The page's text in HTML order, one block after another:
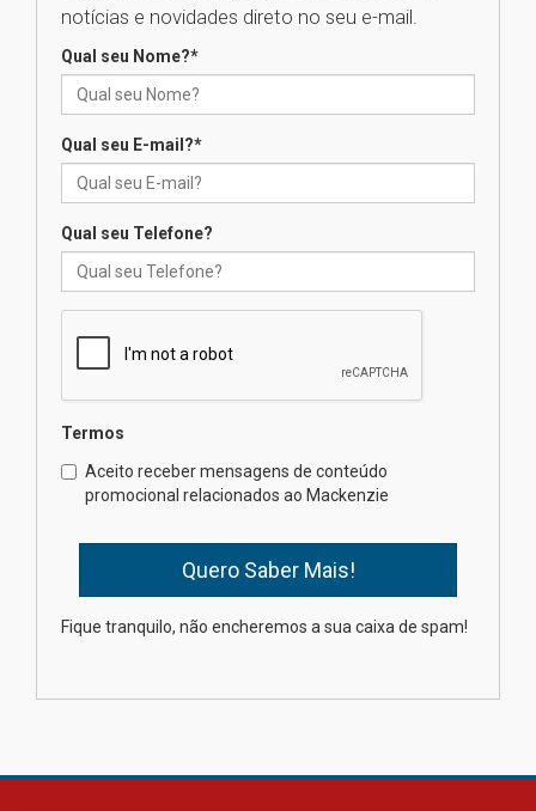
mesmo do Ensino Médio
Como os pais podem investir
XIII Fórum de Aprendizagem
Transformadora reúne
finalista do Prêmio Jabuti com
obra sobre ética e arquitetura
contemporânea
Mackenzie promove parcerias
notícias e novidades direto no seu e-mail.
Qual seu Nome?*
Qual seu E-mail?*
Qual seu Telefone?
Termos
Aceito receber mensagens de conteúdo
promocional relacionados ao Mackenzie
Fique tranquilo, não encheremos a sua caixa de spam!